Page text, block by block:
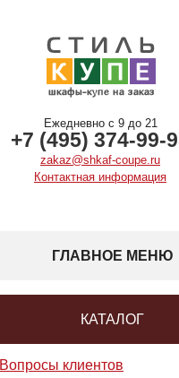
Ежедневно с 9 до 21
+7 (495) 374-99-
zakaz@shkaf-coupe.ru
Контактная информация
ГЛАВНОЕ МЕНЮ
КАТАЛОГ
Вопросы клиентов